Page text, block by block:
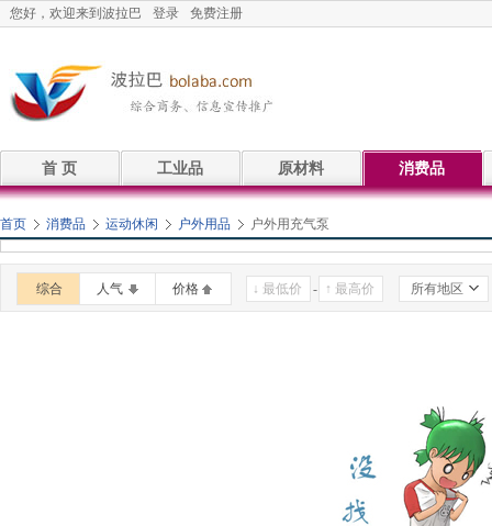
您好，欢迎来到波拉巴 登录 免费注册
首 页 工业品 原材料 消费品
首页 消费品 运动休闲 户外用品 户外用充气泵
综合 人气 价格 - 所有地区